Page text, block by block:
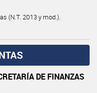
(N.T. 2013 y mod.).
DE FINANZAS